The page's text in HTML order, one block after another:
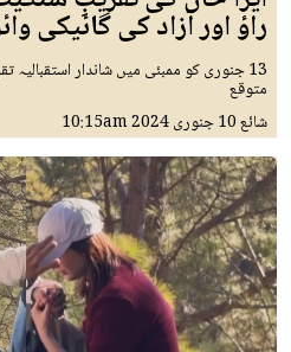
راؤ اور آزاد کی گائیکی
13 جنوری کو ممبئی میں شاندار
متوقع
شائع10 جنوری 2024 10:15am